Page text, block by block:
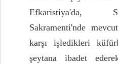
Efkaristiya'da,
Sakramenti'nde
karşı işledikleri
şeytana ibadet